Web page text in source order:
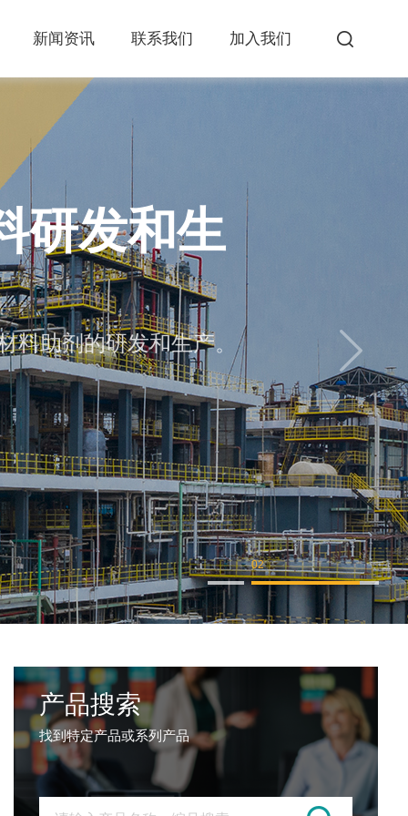
新闻资讯 联系我们 加入我们
研发和生
助剂的研发和生产。
研发和生
助剂的研发和生产。
01
产品搜索
找到特定产品或系列产品